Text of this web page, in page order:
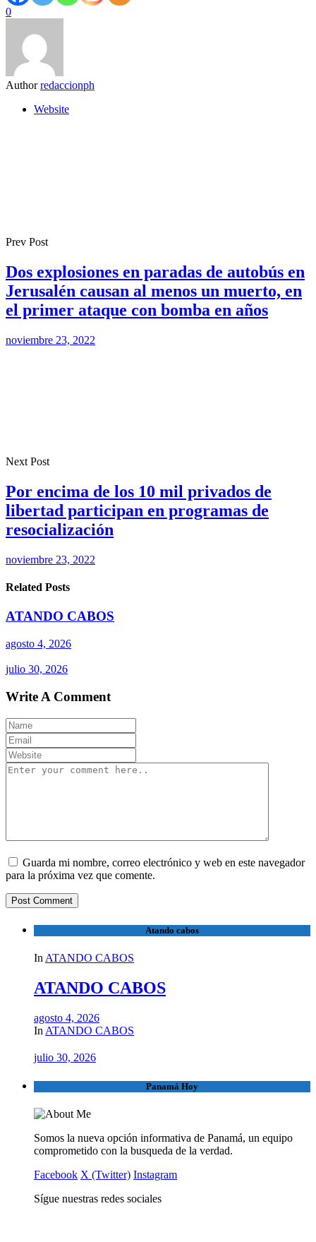
0
Author redaccionph
Website
Prev Post
Dos explosiones en paradas de autobús en
Jerusalén causan al menos un muerto, en
el primer ataque con bomba en años
noviembre 23, 2022
Next Post
Por encima de los 10 mil privados de
libertad participan en programas de
resocialización
noviembre 23, 2022
Related Posts
ATANDO CABOS
agosto 4, 2026
julio 30, 2026
Write A Comment
Guarda mi nombre, correo electrónico y web en este navegador
para la próxima vez que comente.
Atando cabos
In ATANDO CABOS
ATANDO CABOS
agosto 4, 2026
In ATANDO CABOS
julio 30, 2026
Panamá Hoy
Somos la nueva opción informativa de Panamá, un equipo
comprometido con la busqueda de la verdad.
Facebook X (Twitter) Instagram
Sígue nuestras redes sociales